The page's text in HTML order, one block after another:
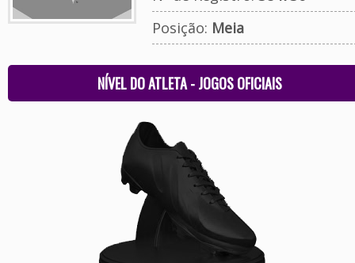
Posição: Meia
NÍVEL DO ATLETA - JOGOS OFICIAIS